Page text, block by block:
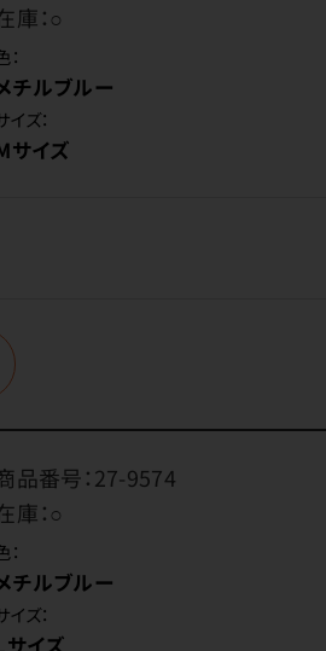
庫：○
：
チルブルー
イズ：
サイズ
品番号：27-9574
庫：○
：
チルブルー
イズ：
サイズ